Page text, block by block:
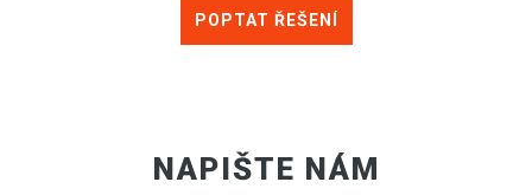
POPTAT ŘEŠENÍ
NAPIŠTE NÁM